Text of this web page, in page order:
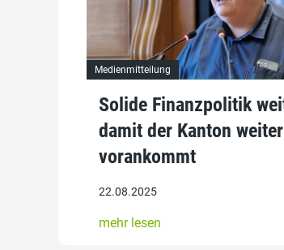
Medienmitteilung
Solide Finanzpolitik
damit der Kanton weiter
vorankommt
22.08.2025
mehr lesen